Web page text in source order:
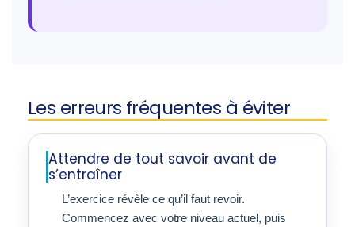
Les erreurs fréquentes à éviter
Attendre de tout savoir avant de
s’entraîner
L’exercice révèle ce qu’il faut revoir.
Commencez avec votre niveau actuel, puis